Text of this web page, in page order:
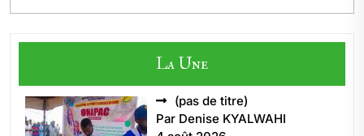
La Une
(pas de titre)
5496
Par Denise KYALWAHI